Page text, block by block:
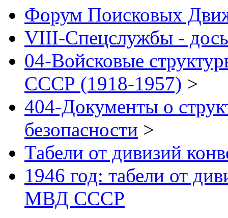
Форум Поисковых
VIII-Спецслужбы -
04-Войсковые
СССР (1918-1957) >
404-Документы о
безопасности >
Табели от дивизий
1946 год: табели от
МВД СССР